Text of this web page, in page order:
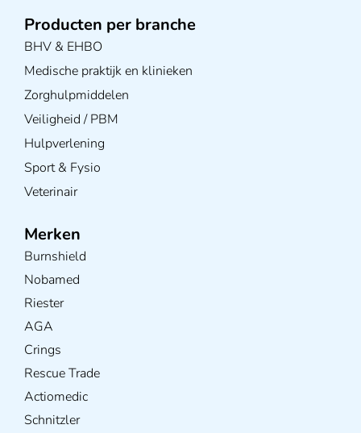
Producten per branche
BHV & EHBO
Medische praktijk en klinieken
Zorghulpmiddelen
Veiligheid / PBM
Hulpverlening
Sport & Fysio
Veterinair
Merken
Burnshield
Nobamed
Riester
AGA
Crings
Rescue Trade
Actiomedic
Schnitzler